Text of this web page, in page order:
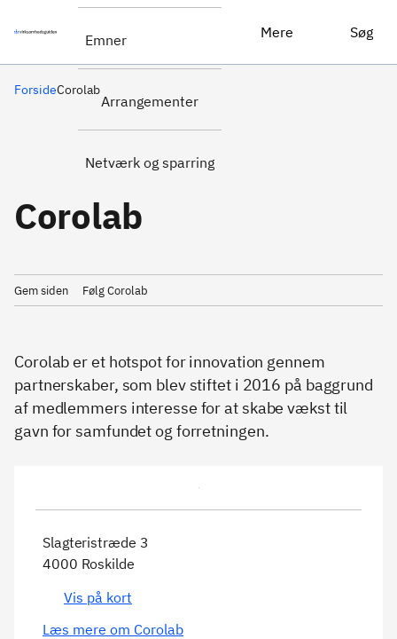
Emner
Arrangementer
Netværk og sparring
Mere Søg
ForsideCorolab
Corolab
Gem siden Følg Corolab
Corolab er et hotspot for innovation gennem
partnerskaber, som blev stiftet i 2016 på baggrund
af medlemmers interesse for at skabe vækst til
gavn for samfundet og forretningen.
Slagteristræde 3
4000 Roskilde
Vis på kort
Læs mere om Corolab